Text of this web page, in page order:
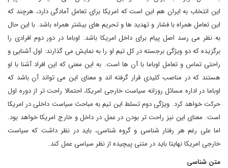
این انتخاب به ایران هم این است که امریکا برای تعامل آمادگی دارد، هرچند که
این تعامل همراه با فشار و تهدید ها و تحریم های بیشتر همراه باشد. با این حال
به نظر می رسد اصل پیام برای داخل امریکا باشد. اوباما در دور دوم افرادی را
برگزیده که دو ویژگی برجسته در کل تیم او را به نمایش می گذارند: اول آشنایی و
راحتی تماس و تعامل اوباما با آن ها است. به این معنی که این افراد آشنا با او
هستند که در مناصب کلیدی قرار گرفته اند و معنای این می تواند آن باشد که
اوباما در اداره مسائل روزانه سیاست خارجی امریکا، احتمالا راحت تر از دوره اول
حرکت خواهد کرد. ویژگی دوم تسلط این تیم به مباحث سیاست داخلی در امریکا
است. معنای این نیز راحت تر بودن در عمل در داخل و خارج امریکا خواهد بود.
اما علی رغم هر رفتار شناسی و گروه شناسی، باید در نظر داشت که سیاست
خارجی امریکا نهایتا باید در متنی پیچیده از نظر سیاسی عمل کند.
متن شناسی